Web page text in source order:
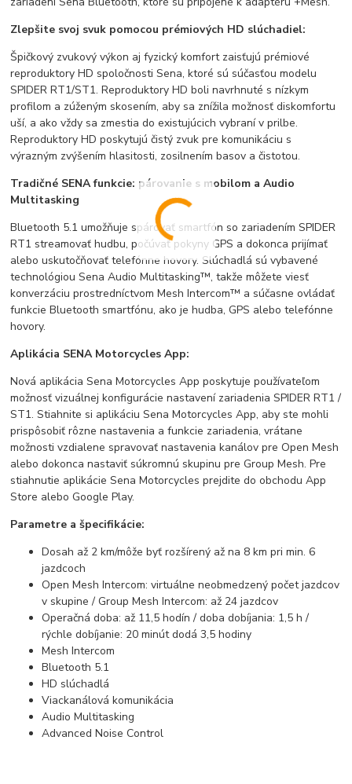
Zlepšite svoj svuk pomocou prémiových HD slúchadiel:
Špičkový zvukový výkon aj fyzický komfort zaisťujú prémiové
reproduktory HD spoločnosti Sena, ktoré sú súčasťou modelu
SPIDER RT1/ST1. Reproduktory HD boli navrhnuté s nízkym
profilom a zúženým skosením, aby sa znížila možnosť diskomfortu
uší, a ako vždy sa zmestia do existujúcich vybraní v prilbe.
Reproduktory HD poskytujú čistý zvuk pre komunikáciu s
výrazným zvýšením hlasitosti, zosilnením basov a čistotou.
Tradičné SENA funkcie: párovanie s mobilom a Audio
Multitasking
Bluetooth 5.1 umožňuje spárovať smartfón so zariadením SPIDER
RT1 streamovať hudbu, počúvať pokyny GPS a dokonca prijímať
alebo uskutočňovať telefónne hovory. Slúchadlá sú vybavené
technológiou Sena Audio Multitasking™, takže môžete viesť
konverzáciu prostredníctvom Mesh Intercom™ a súčasne ovládať
funkcie Bluetooth smartfónu, ako je hudba, GPS alebo telefónne
hovory.
Aplikácia SENA Motorcycles App:
Nová aplikácia Sena Motorcycles App poskytuje používateľom
možnosť vizuálnej konfigurácie nastavení zariadenia SPIDER RT1 /
ST1. Stiahnite si aplikáciu Sena Motorcycles App, aby ste mohli
prispôsobiť rôzne nastavenia a funkcie zariadenia, vrátane
možnosti vzdialene spravovať nastavenia kanálov pre Open Mesh
alebo dokonca nastaviť súkromnú skupinu pre Group Mesh. Pre
stiahnutie aplikácie Sena Motorcycles prejdite do obchodu App
Store alebo Google Play.
Parametre a špecifikácie:
Dosah až 2 km/môže byť rozšírený až na 8 km pri min. 6
jazdcoch
Open Mesh Intercom: virtuálne neobmedzený počet jazdcov
v skupine / Group Mesh Intercom: až 24 jazdcov
Operačná doba: až 11,5 hodín / doba dobíjania: 1,5 h /
rýchle dobíjanie: 20 minút dodá 3,5 hodiny
Mesh Intercom
Bluetooth 5.1
HD slúchadlá
Viackanálová komunikácia
Audio Multitasking
Advanced Noise Control